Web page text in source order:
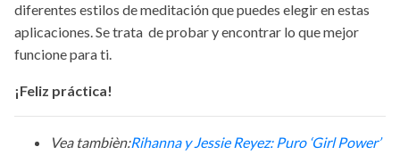
diferentes estilos de meditación que puedes elegir en estas
aplicaciones. Se trata de probar y encontrar lo que mejor
funcione para ti.
¡Feliz práctica!
Vea tambièn:Rihanna y Jessie Reyez: Puro ‘Girl Power’